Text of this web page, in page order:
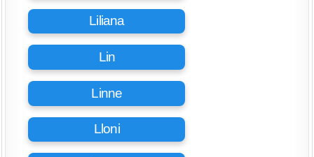
Liliana
Lin
Linne
Lloni